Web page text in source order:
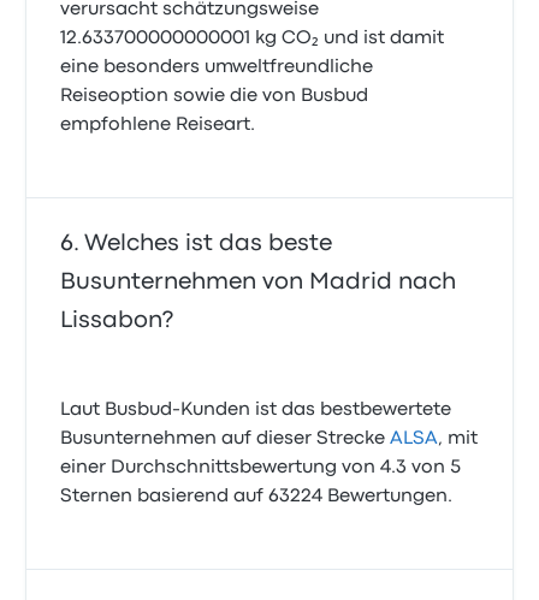
verursacht schätzungsweise
12.633700000000001 kg CO₂ und ist damit
eine besonders umweltfreundliche
Reiseoption sowie die von Busbud
empfohlene Reiseart.
Welches ist das beste
Busunternehmen von Madrid nach
Lissabon?
Laut Busbud-Kunden ist das bestbewertete
Busunternehmen auf dieser StreckeALSA, mit
einer Durchschnittsbewertung von 4.3 von 5
Sternen basierend auf 63224 Bewertungen.